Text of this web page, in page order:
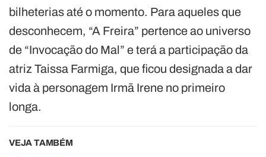
bilheterias até o momento. Para aqueles que
desconhecem, “A Freira” pertence ao universo
de “Invocação do Mal” e terá a participação da
atriz Taissa Farmiga, que ficou designada a dar
vida à personagem Irmã Irene no primeiro
longa.
VEJA TAMBÉM